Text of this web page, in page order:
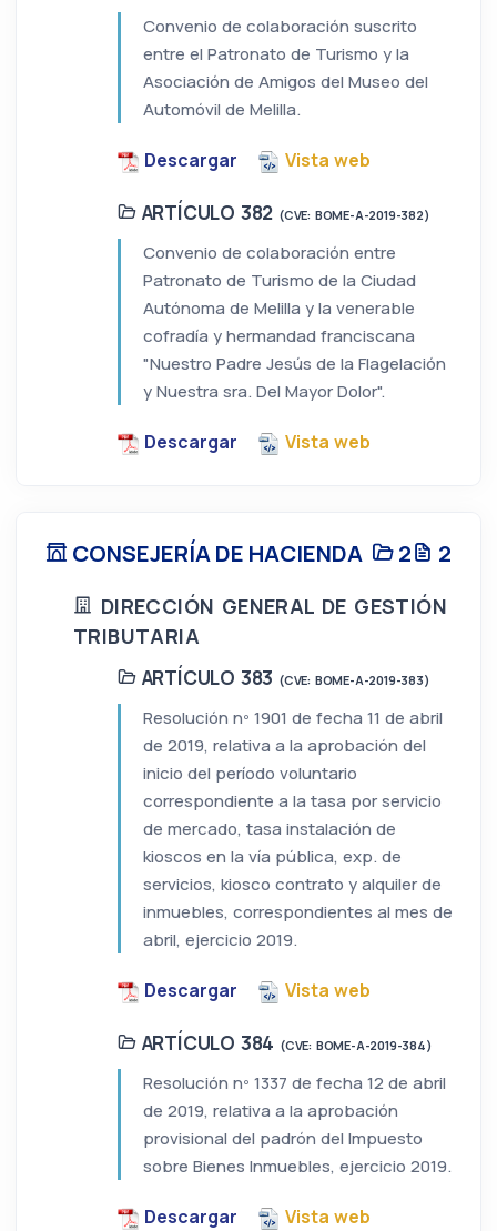
Convenio de colaboración suscrito
entre el Patronato de Turismo y la
Asociación de Amigos del Museo del
Automóvil de Melilla.
Descargar Vista web
ARTÍCULO 382 (CVE: BOME-A-2019-382)
Convenio de colaboración entre
Patronato de Turismo de la Ciudad
Autónoma de Melilla y la venerable
cofradía y hermandad franciscana
"Nuestro Padre Jesús de la Flagelación
y Nuestra sra. Del Mayor Dolor".
Descargar Vista web
CONSEJERÍA DE HACIENDA 2 2
DIRECCIÓN GENERAL DE GESTIÓN
TRIBUTARIA
ARTÍCULO 383 (CVE: BOME-A-2019-383)
Resolución nº 1901 de fecha 11 de abril
de 2019, relativa a la aprobación del
inicio del período voluntario
correspondiente a la tasa por servicio
de mercado, tasa instalación de
kioscos en la vía pública, exp. de
servicios, kiosco contrato y alquiler de
inmuebles, correspondientes al mes de
abril, ejercicio 2019.
Descargar Vista web
ARTÍCULO 384 (CVE: BOME-A-2019-384)
Resolución nº 1337 de fecha 12 de abril
de 2019, relativa a la aprobación
provisional del padrón del Impuesto
sobre Bienes Inmuebles, ejercicio 2019.
Descargar Vista web